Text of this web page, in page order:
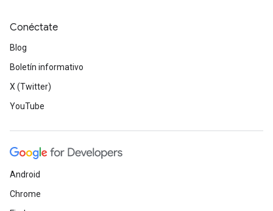
Conéctate
Blog
Boletín informativo
X (Twitter)
YouTube
Android
Chrome